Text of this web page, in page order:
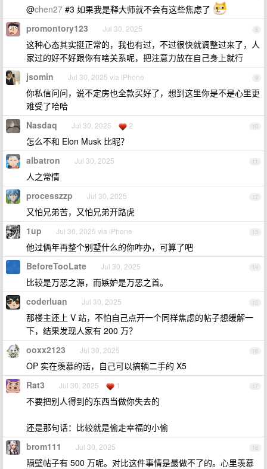
@chen27 #3 如果我是释大师就不会有这些焦虑了
8
promontory123 Jul 30, 2025
这种心态其实挺正常的，我也有过，不过很快就调整过来了，人
家过的好不好跟你有啥关系呢，把注意力放在自己身上就行
9
jsomin Jul 30, 2025 via iPhone
你私信问问，说不定房也全款买好了，想到这里你是不是心里更
难受了哈哈
10
Nasdaq Jul 30, 2025 2
怎么不和 Elon Musk 比昵？
11
albatron Jul 30, 2025
人之常情
12
processzzp Jul 30, 2025
又怕兄弟苦，又怕兄弟开路虎
13
1up Jul 30, 2025 via iPhone
他过俩年再整个别墅什么的你咋办，可算了吧
14
BeforeTooLate Jul 30, 2025
比较是万恶之源，而嫉妒是万恶之首。
15
coderluan Jul 30, 2025
那楼主还上 V 站，不怕自己点开一个同样焦虑的帖子想缓解一
下，结果发现人家有 200 万？
16
ooxx2123 Jul 30, 2025
OP 实在羡慕的话，自己可以搞辆二手的 X5
17
Rat3 Jul 30, 2025 1
不要把别人得到的东西当做你失去的
还是那句话：比较就是偷走幸福的小偷
18
brom111 Jul 30, 2025
隔壁帖子有 500 万呢。对比这件事情是最做不了的。心里羡慕